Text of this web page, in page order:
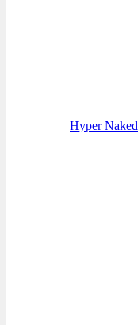
Hyper Naked